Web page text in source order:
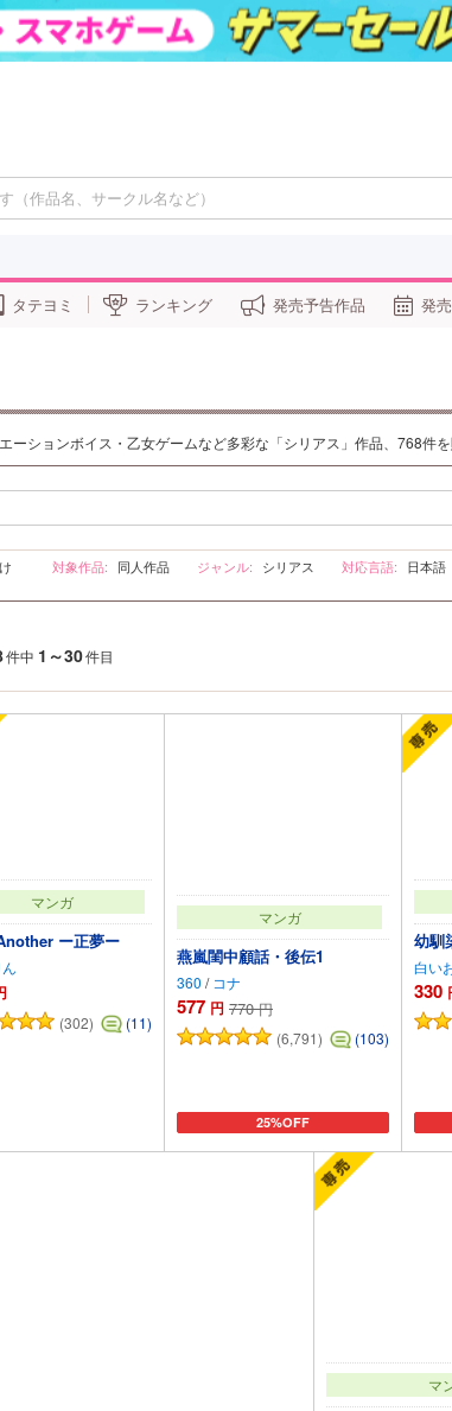
タテヨミ ランキング 発売予告作品 発
ーションボイス・乙女ゲームなど多彩な「シリアス」作品、768件を
対象作品: 同人作品 ジャンル: シリアス 対応言語: 日本
件中 1～30件目
マンガ
ー正夢ー
(302) (11)
マンガ
燕嵐閨中顧話・後伝1
360 / コナ
577 円 770 円
(6,791)
(103)
25%OFF
カートに追加
幼馴
白い
330
マ